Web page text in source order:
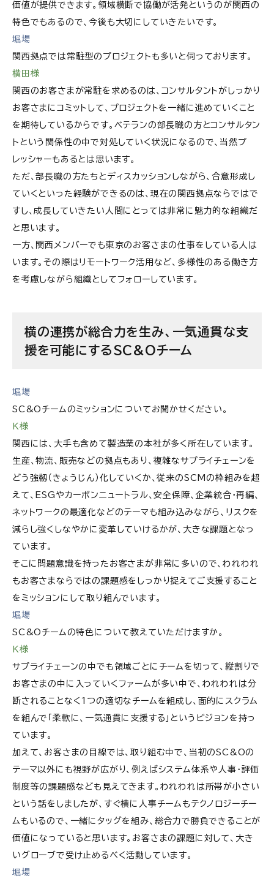
価値が提供できます。領域横断で協働が活発というのが関西の
特色でもあるので、今後も大切にしていきたいです。
堀場
関西拠点では常駐型のプロジェクトも多いと伺っております。
横田様
関西のお客さまが常駐を求めるのは、コンサルタントがしっかり
お客さまにコミットして、プロジェクトを一緒に進めていくこと
を期待しているからです。ベテランの部長職の方とコンサルタン
トという関係性の中で対処していく状況になるので、当然プ
レッシャーもあるとは思います。
ただ、部長職の方たちとディスカッションしながら、合意形成し
ていくといった経験ができるのは、現在の関西拠点ならではで
すし、成長していきたい人間にとっては非常に魅力的な組織だ
と思います。
一方、関西メンバーでも東京のお客さまの仕事をしている人は
います。その際はリモートワーク活用など、多様性のある働き方
を考慮しながら組織としてフォローしています。
横の連携が総合力を生み、一気通貫な支
援を可能にするSC&Oチーム
堀場
SC&Oチームのミッションについてお聞かせください。
K様
関西には、大手も含めて製造業の本社が多く所在しています。
生産、物流、販売などの拠点もあり、複雑なサプライチェーンを
どう強靱（きょうじん）化していくか、従来のSCMの枠組みを超
えて、ESGやカーボンニュートラル、安全保障、企業統合・再編、
ネットワークの最適化などのテーマも組み込みながら、リスクを
減らし強くしなやかに変革していけるかが、大きな課題となっ
ています。
そこに問題意識を持ったお客さまが非常に多いので、われわれ
もお客さまならではの課題感をしっかり捉えてご支援すること
をミッションにして取り組んでいます。
堀場
SC&Oチームの特色について教えていただけますか。
K様
サプライチェーンの中でも領域ごとにチームを切って、縦割りで
お客さまの中に入っていくファームが多い中で、われわれは分
断されることなく1つの適切なチームを組成し、面的にスクラム
を組んで「柔軟に、一気通貫に支援する」というビジョンを持っ
ています。
加えて、お客さまの目線では、取り組む中で、当初のSC&Oの
テーマ以外にも視野が広がり、例えばシステム体系や人事・評価
制度等の課題感なども見えてきます。われわれは所帯が小さい
という話をしましたが、すぐ横に人事チームもテクノロジーチー
ムもいるので、一緒にタッグを組み、総合力で勝負できることが
価値になっていると思います。お客さまの課題に対して、大き
いグローブで受け止めるべく活動しています。
堀場